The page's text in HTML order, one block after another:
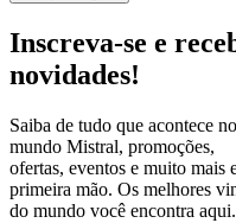
Inscreva-se e
novidades!
Saiba de tudo que acontece no
mundo Mistral, promoções,
ofertas, eventos e muito mais
primeira mão. Os melhores
do mundo você encontra aqui.